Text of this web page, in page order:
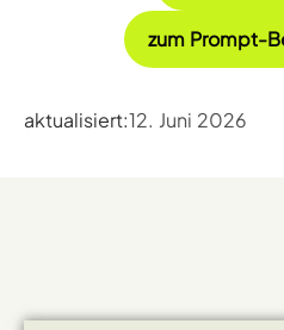
zum Prompt-
aktualisiert:12. Juni 2026